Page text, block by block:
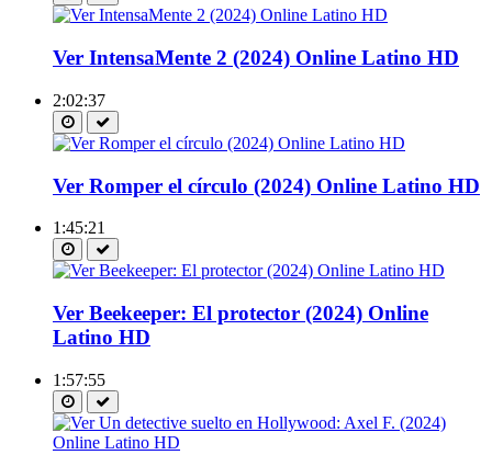
Ver IntensaMente 2 (2024) Online Latino HD
2:02:37
Ver Romper el círculo (2024) Online Latino HD
1:45:21
Ver Beekeeper: El protector (2024) Online
Latino HD
1:57:55